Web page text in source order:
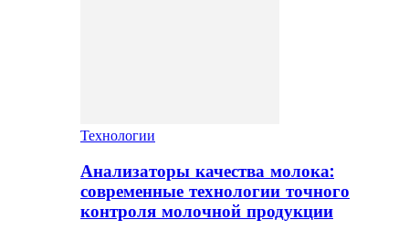
Технологии
Анализаторы качества молока:
современные технологии точного
контроля молочной продукции